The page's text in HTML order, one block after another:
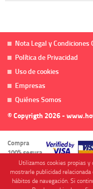
Nota Legal y Condiciones
Política de Privacidad
Uso de cookies
Empresas
Quiénes Somos
© Copyrigth 2026 -
Compra
100% segura
Utilizamos cookies propias
mostrarle publicidad
hábitos de navegación. Si